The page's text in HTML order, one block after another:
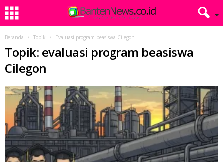
Beranda Topik Evaluasi program beasiswa Cilegon
Topik: evaluasi program beasiswa
Cilegon